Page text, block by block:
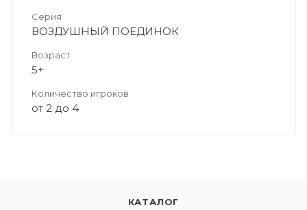
Серия
ВОЗДУШНЫЙ ПОЕДИНОК
Возраст
5+
Количество игроков
от 2 до 4
КАТАЛОГ